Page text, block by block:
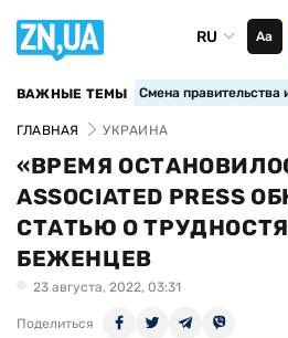
RU Аа
ВАЖНЫЕ ТЕМЫ Смена правительства
ГЛАВНАЯ УКРАИНА
«ВРЕМЯ
ASSOCIATED PRESS
СТАТЬЮ О
БЕЖЕНЦЕВ
23 августа, 2022, 03:31
Поделиться